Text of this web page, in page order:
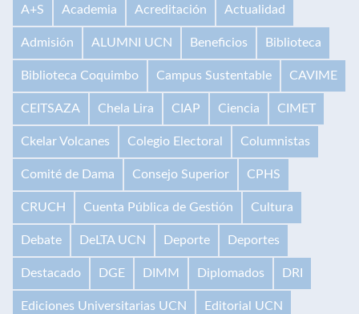
A+S Academia Acreditación Actualidad
Admisión ALUMNI UCN Beneficios Biblioteca
Biblioteca Coquimbo Campus Sustentable CAVIME
CEITSAZA Chela Lira CIAP Ciencia CIMET
Ckelar Volcanes Colegio Electoral Columnistas
Comité de Dama Consejo Superior CPHS
CRUCH Cuenta Pública de Gestión Cultura
Debate DeLTA UCN Deporte Deportes
Destacado DGE DIMM Diplomados DRI
Ediciones Universitarias UCN Editorial UCN